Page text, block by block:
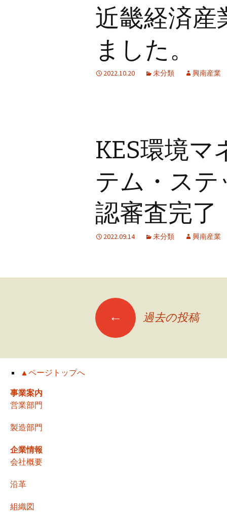
近畿経済産
ました。
2022.10.20 未分類 興南産業
KES環境マ
テム・ス
認審査完了
2022.09.14 未分類 興南産業
ナ
ビ
ゲ
ー
シ
← 過去の投稿
▲ページトップへ
事業案内
営業部門
製造部門
企業情報
会社概要
沿革
組織図